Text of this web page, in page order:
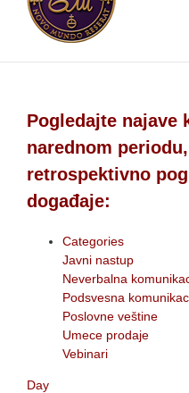
Pogledajte najave
narednom
retrospektivno
događaje:
Categories
Javni nastup
Neverbalna
Podsvesna
Poslovne veštine
Umece prodaje
Vebinari
Day